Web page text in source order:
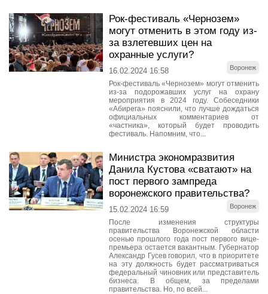
Рок-фестиваль «Чернозем»
могут отменить в этом году из-
за взлетевших цен на
охранные услуги?
Воронеж
16.02.2024 16:58
Рок-фестиваль «Чернозем» могут отменить
из-за подорожавших услуг на охрану
мероприятия в 2024 году. Собеседники
«Абирега» пояснили, что лучше дождаться
официальных комментариев от
«частника», который будет проводить
фестиваль. Напомним, что...
Министра экономразвития
Данила Кустова «сватают» на
пост первого зампреда
воронежского правительства?
Воронеж
15.02.2024 16:59
После изменения структуры
правительства Воронежской области
осенью прошлого года пост первого вице-
премьера остается вакантным. Губернатор
Александр Гусев говорил, что в приоритете
на эту должность будет рассматриваться
федеральный чиновник или представитель
бизнеса. В общем, за пределами
правительства. Но, по всей...